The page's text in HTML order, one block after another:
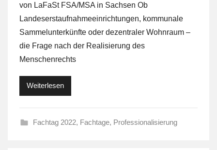
n
L
a
F
von LaFaSt FSA/MSA in Sachsen Ob
Landeserstaufnahmeeinrichtungen, kommunale
Sammelunterkünfte oder dezentraler Wohnraum –
die Frage nach der Realisierung des
Menschenrechts
Weiterlesen
Fachtag 2022, Fachtage, Professionalisierung